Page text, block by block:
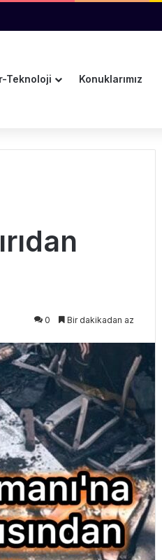
Teknoloji Konuklarımız
0 Bir dakikadan az